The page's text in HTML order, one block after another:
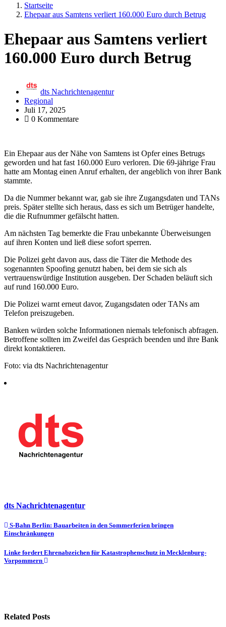
Startseite
Ehepaar aus Samtens verliert 160.000 Euro durch Betrug
Ehepaar aus Samtens verliert
160.000 Euro durch Betrug
dts Nachrichtenagentur
Regional
Juli 17, 2025
0 Kommentare
Ein Ehepaar aus der Nähe von Samtens ist Opfer eines Betrugs
geworden und hat fast 160.000 Euro verloren. Die 69-jährige Frau
hatte am Montag einen Anruf erhalten, der angeblich von ihrer Bank
stammte.
Da die Nummer bekannt war, gab sie ihre Zugangsdaten und TANs
preis. Später stellte sich heraus, dass es sich um Betrüger handelte,
die die Rufnummer gefälscht hatten.
Am nächsten Tag bemerkte die Frau unbekannte Überweisungen
auf ihren Konten und ließ diese sofort sperren.
Die Polizei geht davon aus, dass die Täter die Methode des
sogenannten Spoofing genutzt haben, bei dem sie sich als
vertrauenswürdige Institution ausgeben. Der Schaden beläuft sich
auf rund 160.000 Euro.
Die Polizei warnt erneut davor, Zugangsdaten oder TANs am
Telefon preiszugeben.
Banken würden solche Informationen niemals telefonisch abfragen.
Betroffene sollten im Zweifel das Gespräch beenden und ihre Bank
direkt kontaktieren.
Foto: via dts Nachrichtenagentur
dts Nachrichtenagentur
Beitragsnavigation
S-Bahn Berlin: Bauarbeiten in den Sommerferien bringen
Einschränkungen
Linke fordert Ehrenabzeichen für Katastrophenschutz in Mecklenburg-
Vorpommern
Related Posts